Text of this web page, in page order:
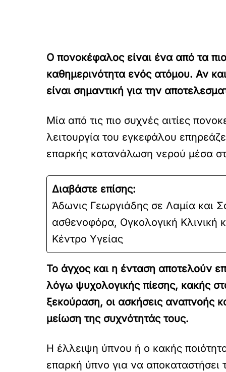
Ο πονοκέφαλος είναι ένα από τα
καθημερινότητα ενός ατόμου. Αν
είναι σημαντική για την
Μία από τις πιο συχνές αιτίες
λειτουργία του εγκεφάλου
επαρκής κατανάλωση νερού μέσα
Διαβάστε επίσης:
Άδωνις Γεωργιάδης σε Λαμία και
ασθενοφόρα, Ογκολογική Κλινική
Κέντρο Υγείας
Το άγχος και η ένταση αποτελούν
λόγω ψυχολογικής πίεσης, κακής
ξεκούραση, οι ασκήσεις αναπνοής
μείωση της συχνότητάς τους.
Η έλλειψη ύπνου ή ο κακής
επαρκή ύπνο για να